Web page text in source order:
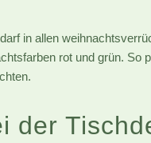
in allen
rot und grün. So
der